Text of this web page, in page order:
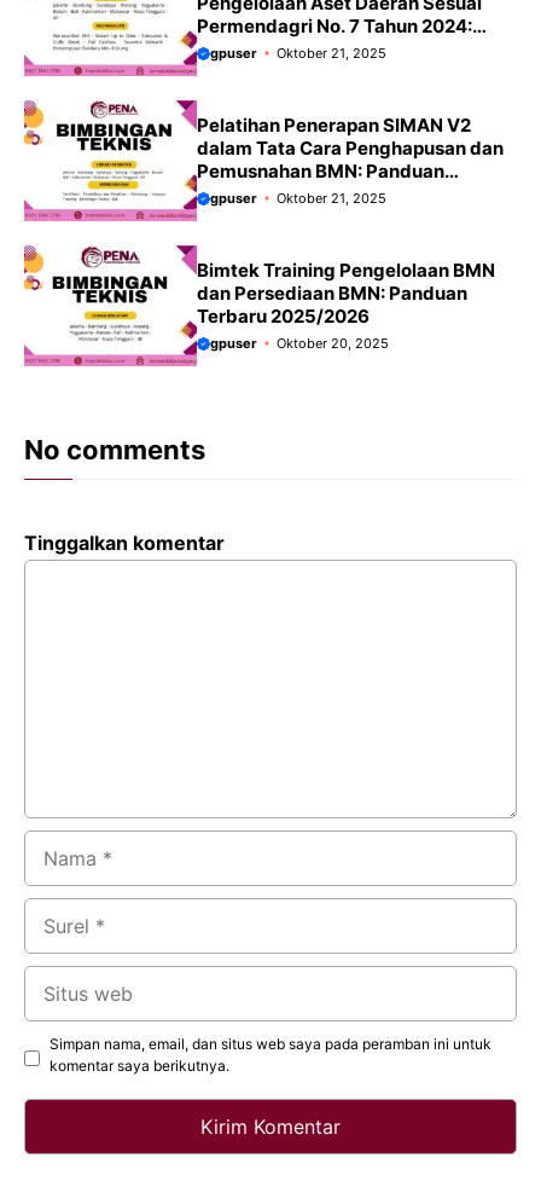
Permendagri No. 7 Tahun 2024:
Kunci Kepatuhan dan Optimalisasi
Aset Daerah Terbaru 2025/2026
gpuser Oktober 21, 2025
Pelatihan Penerapan SIMAN V2
dalam Tata Cara Penghapusan dan
Pemusnahan BMN: Panduan
Terbaru 2025/2026
gpuser Oktober 21, 2025
Bimtek Training Pengelolaan BMN
dan Persediaan BMN: Panduan
Terbaru 2025/2026
gpuser Oktober 20, 2025
No comments
Tinggalkan komentar
Simpan nama, email, dan situs web saya pada peramban ini untuk
komentar saya berikutnya.